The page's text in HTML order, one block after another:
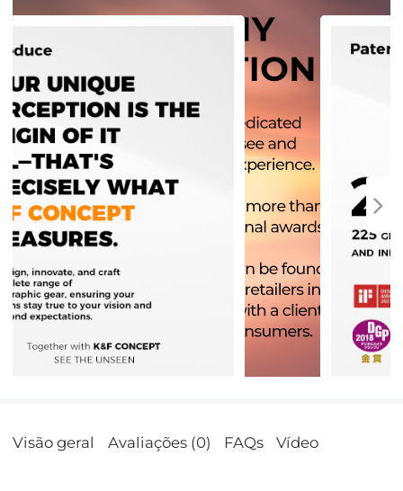
Visão geral Avaliações (0) FAQs Vídeo